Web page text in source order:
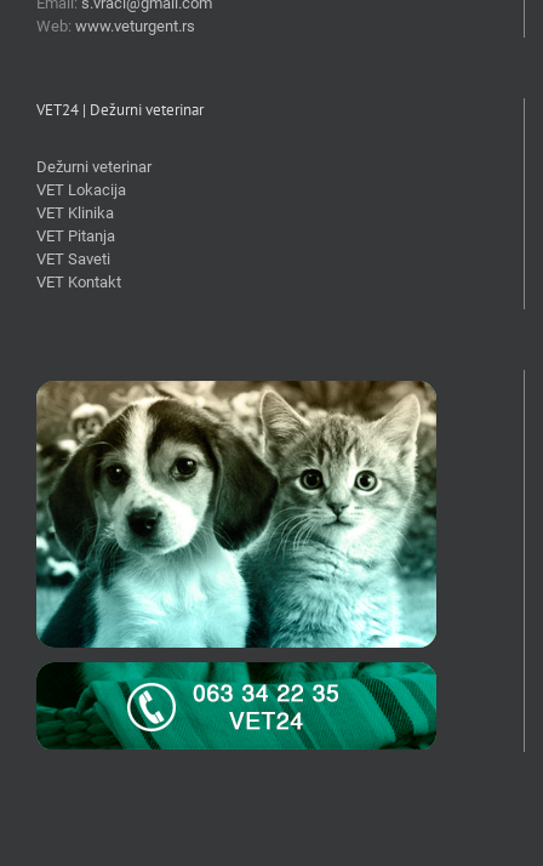
Web: www.veturgent.rs
VET24 | Dežurni veterinar
Dežurni veterinar
VET Lokacija
VET Klinika
VET Pitanja
VET Saveti
VET Kontakt